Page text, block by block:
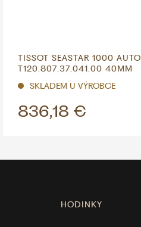
TISSOT SEASTAR 1000 AUTO
T120.807.37.041.00 40MM
SKLADEM U VÝROBCE
836,18 €
HODINKY